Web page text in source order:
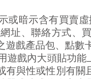
或暗示含有買賣虛
址、聯絡方式、
遊戲產品包、點數
遊戲內大頭貼功能
有與性或性別有關